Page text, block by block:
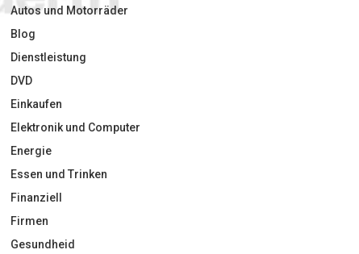
Autos und Motorräder
Blog
Dienstleistung
DVD
Einkaufen
Elektronik und Computer
Energie
Essen und Trinken
Finanziell
Firmen
Gesundheid